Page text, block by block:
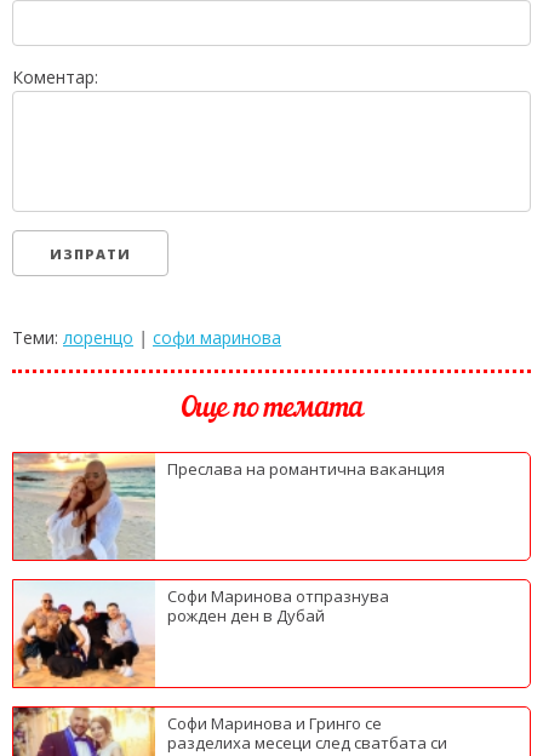
Коментар:
Теми: лоренцо | софи маринова
Още по темата
Преслава на романтична ваканция
Софи Маринова отпразнува
рожден ден в Дубай
Софи Маринова и Гринго се
разделиха месеци след сватбата си